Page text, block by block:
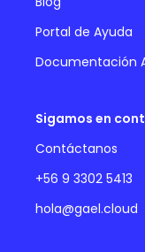
Portal de Ayuda
Documentación
Sigamos en
Contáctanos
+56 9 3302 5413
hola@gael.cloud